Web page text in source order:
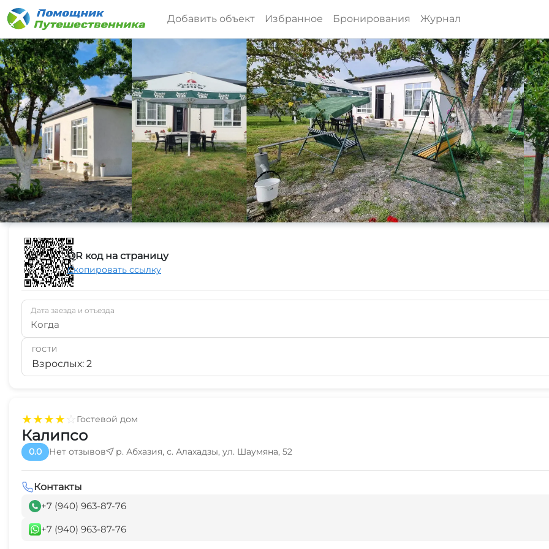
Добавить объект Избранное Бронирования Журнал
★★★★☆Гостевой дом
Калипсо
0.0 Нет отзывов р. Абхазия, с. Алахадзы, ул. Шаумяна, 52
Контакты
+7 (940) 963-87-76
+7 (940) 963-87-76
QR код на страницу
Скопировать ссылку
Дата заезда и отъезда
Когда
ГОСТИ
Взрослых: 2